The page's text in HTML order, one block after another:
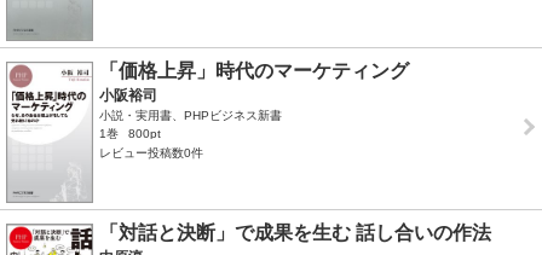
「価格上昇」時代のマーケティング
小阪裕司
小説・実用書、PHPビジネス新書
1巻
800pt
レビュー投稿数0件
「対話と決断」で成果を生む 話し合いの作法